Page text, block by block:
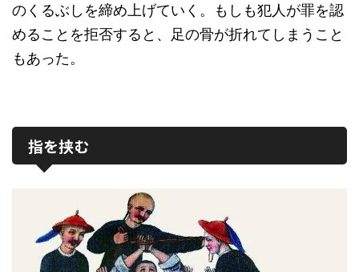
のくるぶしを締め上げていく。もしも犯人が罪を認
めることを拒否すると、足の骨が折れてしまうこと
もあった。
指を挟む